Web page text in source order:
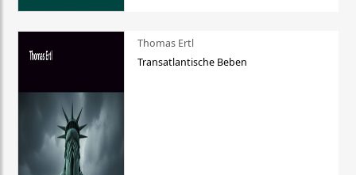
Thomas Ertl
Transatlantische Beben